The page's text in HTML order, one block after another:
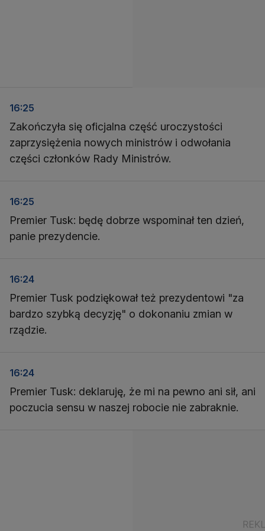
16:25
Zakończyła się oficjalna część uroczystości
zaprzysiężenia nowych ministrów i odwołania
części członków Rady Ministrów.
16:25
Premier Tusk: będę dobrze wspominał ten dzień,
panie prezydencie.
16:24
Premier Tusk podziękował też prezydentowi "za
bardzo szybką decyzję" o dokonaniu zmian w
rządzie.
16:24
Premier Tusk: deklaruję, że mi na pewno ani sił, ani
poczucia sensu w naszej robocie nie zabraknie.